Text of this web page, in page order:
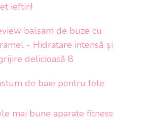
ieftin!
balsam de buze cu
- Hidratare intensă și
delicioasă 8
de baie pentru fete
mai bune aparate fitness